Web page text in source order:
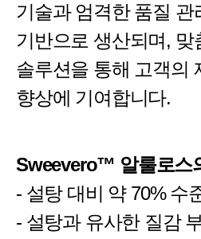
기술과 엄격한 품질 관
기반으로 생산되며, 맞
솔루션을 통해 고객의
향상에 기여합니다.
Sweevero™ 알룰로스
- 설탕 대비 약 70% 수
- 설탕과 유사한 질감